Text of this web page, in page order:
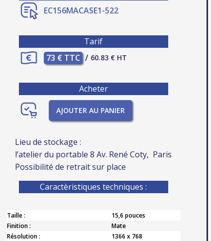
EC156MACASE1-522
Tarif
73 € TTC / 60.83 € HT
Acheter
AJOUTER AU PANIER
Lieu de stockage :
l’atelier du portable 8 Av. René Coty, Paris
Possibilité de retrait sur place
Caractèristiques techniques :
Taille :
15,6 pouces
Finition :
Mate
Résolution :
1366 x 768